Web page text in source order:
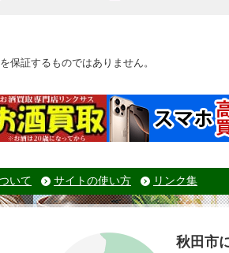
保証するものではありません。
いて サイトの使い方 リンク集
秋田市